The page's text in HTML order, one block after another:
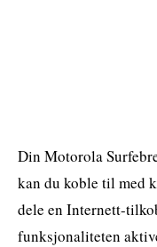
Din Motorola
kan du koble til med
dele en Internett-
funksjonaliteten